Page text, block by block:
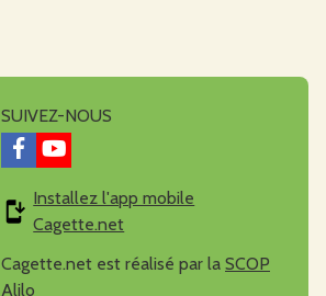
SUIVEZ-NOUS
Installez l'app mobile
Cagette.net
Cagette.net est réalisé par la SCOP
Alilo